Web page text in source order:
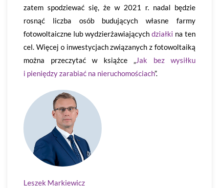
zatem spodziewać się, że w 2021 r. nadal będzie
rosnąć liczba osób budujących własne farmy
fotowoltaiczne lub wydzierżawiających działki na ten
cel. Więcej o inwestycjach związanych z fotowoltaiką
można przeczytać w książce „Jak bez wysiłku
i pieniędzy zarabiać na nieruchomościach”.
Leszek Markiewicz